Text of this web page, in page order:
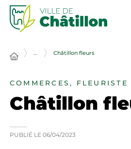
… Châtillon fleurs
COMMERCES, FLEURISTE
Châtillon
PUBLIÉ LE 06/04/2023